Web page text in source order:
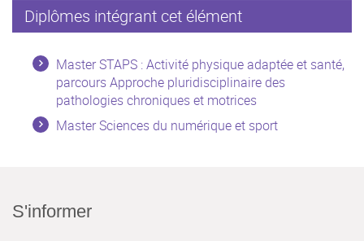
Diplômes intégrant cet élément
Master STAPS : Activité physique adaptée et santé,
parcours Approche pluridisciplinaire des
pathologies chroniques et motrices
Master Sciences du numérique et sport
S'informer